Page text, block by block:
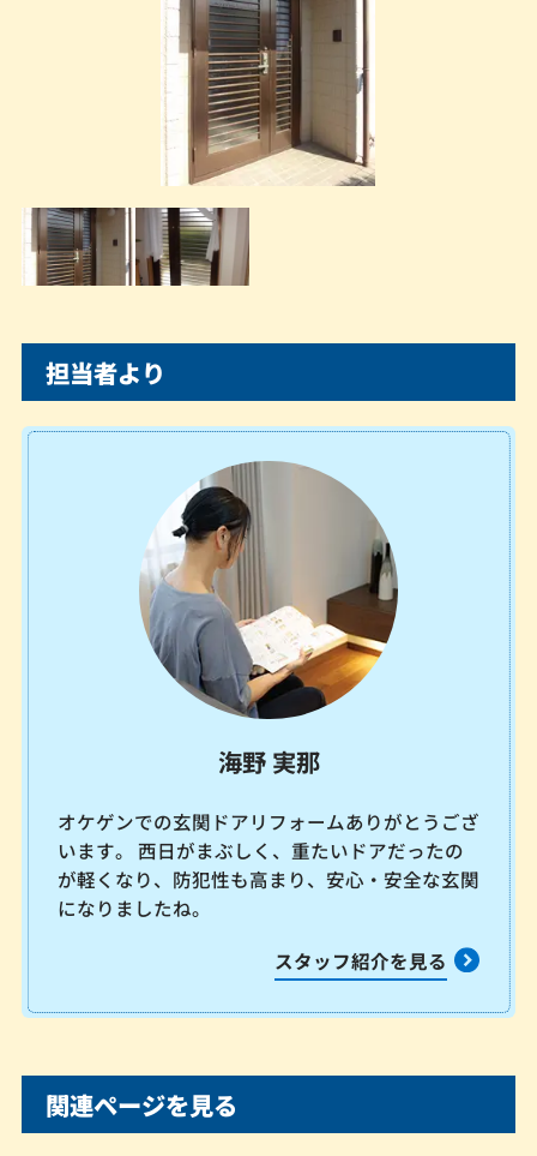
担当者より
海野 実那
オケゲンでの玄関ドアリフォームありがとうござ
います。 西日がまぶしく、重たいドアだったの
が軽くなり、防犯性も高まり、安心・安全な玄関
になりましたね。
スタッフ紹介を見る
関連ページを見る